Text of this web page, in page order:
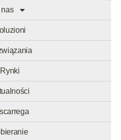
nas
Rynki